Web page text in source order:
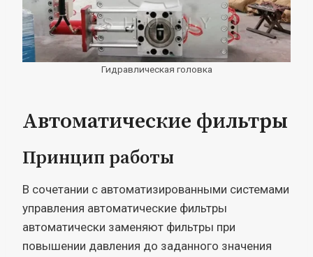
Гидравлическая головка
Автоматические фильтры
Принцип работы
В сочетании с автоматизированными системами
управления автоматические фильтры
автоматически заменяют фильтры при
повышении давления до заданного значения